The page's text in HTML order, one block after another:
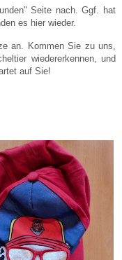
Seite nach. Ggf. hat
es hier wieder.
an. Kommen Sie zu uns,
wiedererkennen, und
auf Sie!